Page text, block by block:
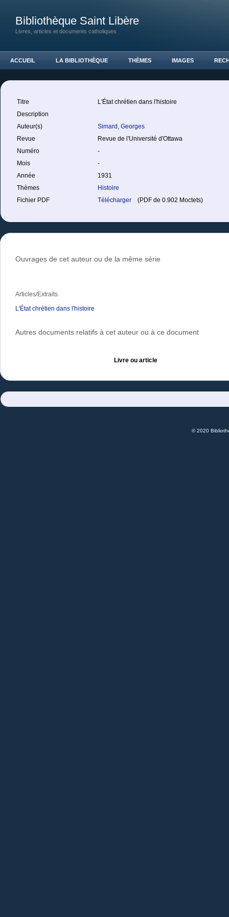
Bibliothèque Saint Libère
Livres, articles et documents catholiques
ACCUEIL LA BIBLIOTHÈQUE THÈMES IMAGES
Titre
L'État chrétien dans l'histoire
Description
Auteur(s)
Simard, Georges
Revue
Revue de l'Université d'Ottawa
Numéro
-
Mois
-
Année
1931
Thèmes
Histoire
Fichier PDF
Télécharger (PDF de 0.902 Moctets)
Ouvrages de cet auteur ou de la même série
Articles/Extraits
L'État chrétien dans l'histoire
Autres documents relatifs à cet auteur ou à ce document
Livre ou article
© 2020